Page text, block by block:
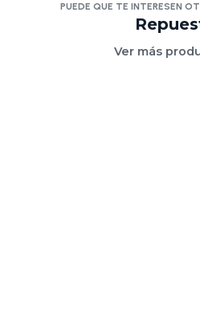
PUEDE QUE TE INTERESEN
Ver más